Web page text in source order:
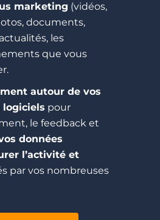
marketing (vidéos,
documents,
les
que vous
autour de vos
logiciels pour
le feedback et
données
l’activité et
par vos nombreuses